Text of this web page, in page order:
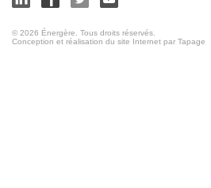
© 2026 Énergère. Tous droits réservés.
Conception et réalisation du site Internet par Tapage